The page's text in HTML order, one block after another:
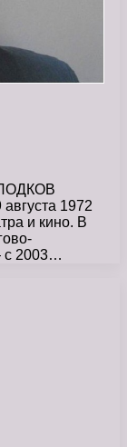
1972
и кино. В
с 2003…